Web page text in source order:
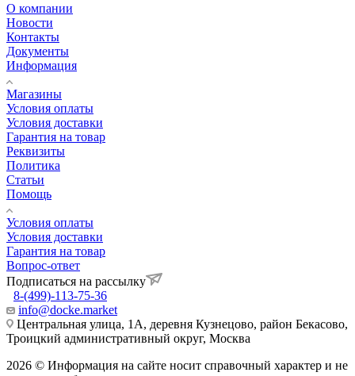
О компании
Новости
Контакты
Документы
Информация
Магазины
Условия оплаты
Условия доставки
Гарантия на товар
Реквизиты
Политика
Статьи
Помощь
Условия оплаты
Условия доставки
Гарантия на товар
Вопрос-ответ
Подписаться на рассылку
8-(499)-113-75-36
info@docke.market
Центральная улица, 1А, деревня Кузнецово, район Бекасово,
Троицкий административный округ, Москва
2026 © Информация на сайте носит справочный характер и не